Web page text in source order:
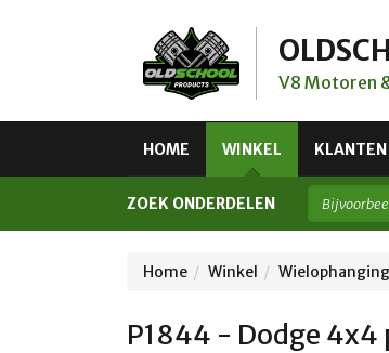
V8 Motoren
HOME WINKEL KLANTEN
ZOEK ONDERDELEN
Home Winkel
P1844 - Dodge